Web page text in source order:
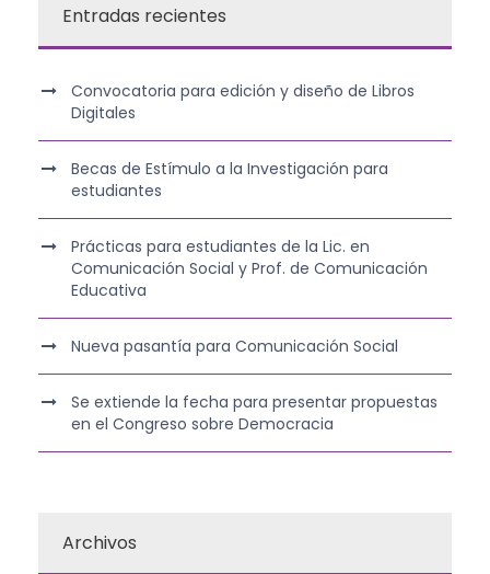
Entradas recientes
Convocatoria para edición y diseño de Libros
Digitales
Becas de Estímulo a la Investigación para
estudiantes
Prácticas para estudiantes de la Lic. en
Comunicación Social y Prof. de Comunicación
Educativa
Nueva pasantía para Comunicación Social
Se extiende la fecha para presentar propuestas
en el Congreso sobre Democracia
Archivos